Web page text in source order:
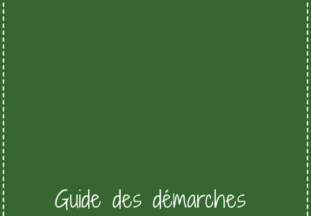
Guide des démarches